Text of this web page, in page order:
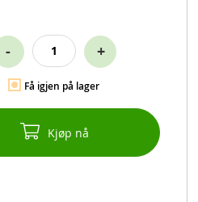
Få igjen på lager
- +
Kjøp nå